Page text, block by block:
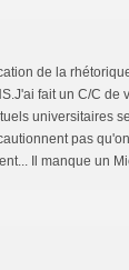
de la
fait un C/C de
universitaires
pas
Il manque un